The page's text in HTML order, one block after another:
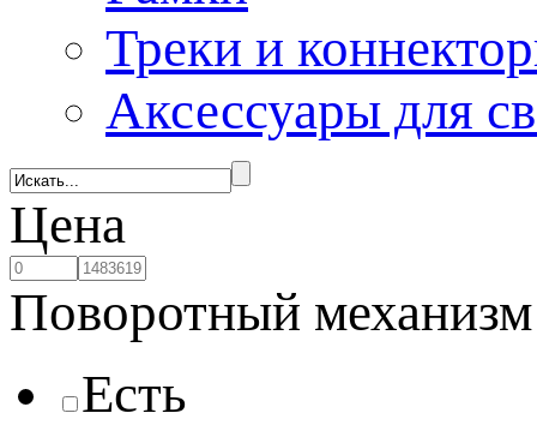
Треки и
Аксессуары для
Цена
Поворотный механизм
Есть